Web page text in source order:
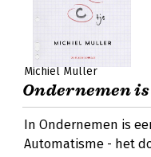
Michiel Muller
Ondernemen
In Ondernemen is
Automatisme - het